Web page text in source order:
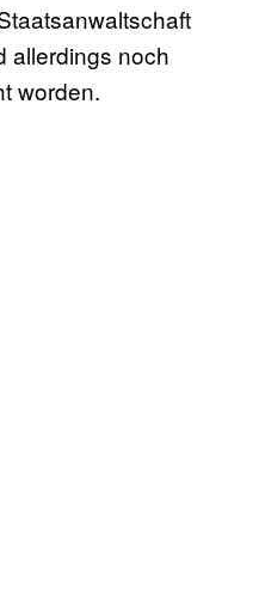
allerdings noch
worden.